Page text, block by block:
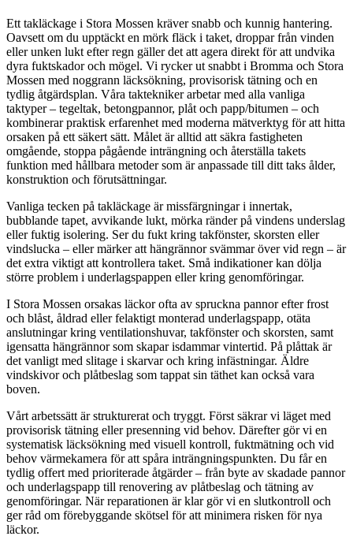
Ett takläckage i Stora Mossen kräver snabb och kunnig hantering.
Oavsett om du upptäckt en mörk fläck i taket, droppar från vinden
eller unken lukt efter regn gäller det att agera direkt för att undvika
dyra fuktskador och mögel. Vi rycker ut snabbt i Bromma och Stora
Mossen med noggrann läcksökning, provisorisk tätning och en
tydlig åtgärdsplan. Våra taktekniker arbetar med alla vanliga
taktyper – tegeltak, betongpannor, plåt och papp/bitumen – och
kombinerar praktisk erfarenhet med moderna mätverktyg för att hitta
orsaken på ett säkert sätt. Målet är alltid att säkra fastigheten
omgående, stoppa pågående inträngning och återställa takets
funktion med hållbara metoder som är anpassade till ditt taks ålder,
konstruktion och förutsättningar.
Vanliga tecken på takläckage är missfärgningar i innertak,
bubblande tapet, avvikande lukt, mörka ränder på vindens underslag
eller fuktig isolering. Ser du fukt kring takfönster, skorsten eller
vindslucka – eller märker att hängrännor svämmar över vid regn – är
det extra viktigt att kontrollera taket. Små indikationer kan dölja
större problem i underlagspappen eller kring genomföringar.
I Stora Mossen orsakas läckor ofta av spruckna pannor efter frost
och blåst, åldrad eller felaktigt monterad underlagspapp, otäta
anslutningar kring ventilationshuvar, takfönster och skorsten, samt
igensatta hängrännor som skapar isdammar vintertid. På plåttak är
det vanligt med slitage i skarvar och kring infästningar. Äldre
vindskivor och plåtbeslag som tappat sin täthet kan också vara
boven.
Vårt arbetssätt är strukturerat och tryggt. Först säkrar vi läget med
provisorisk tätning eller presenning vid behov. Därefter gör vi en
systematisk läcksökning med visuell kontroll, fuktmätning och vid
behov värmekamera för att spåra inträngningspunkten. Du får en
tydlig offert med prioriterade åtgärder – från byte av skadade pannor
och underlagspapp till renovering av plåtbeslag och tätning av
genomföringar. När reparationen är klar gör vi en slutkontroll och
ger råd om förebyggande skötsel för att minimera risken för nya
läckor.